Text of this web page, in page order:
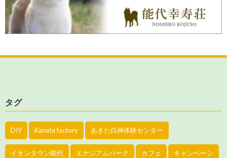
タグ
DIY Kanata factory あきた白神体験センター
イオンタウン能代 エナジアムパーク カフェ キャンペーン